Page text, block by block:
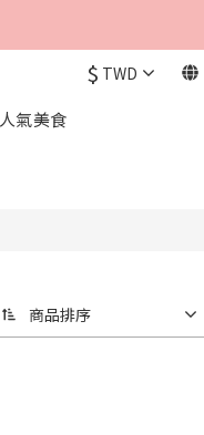
$ TWD
人氣美食
商品排序